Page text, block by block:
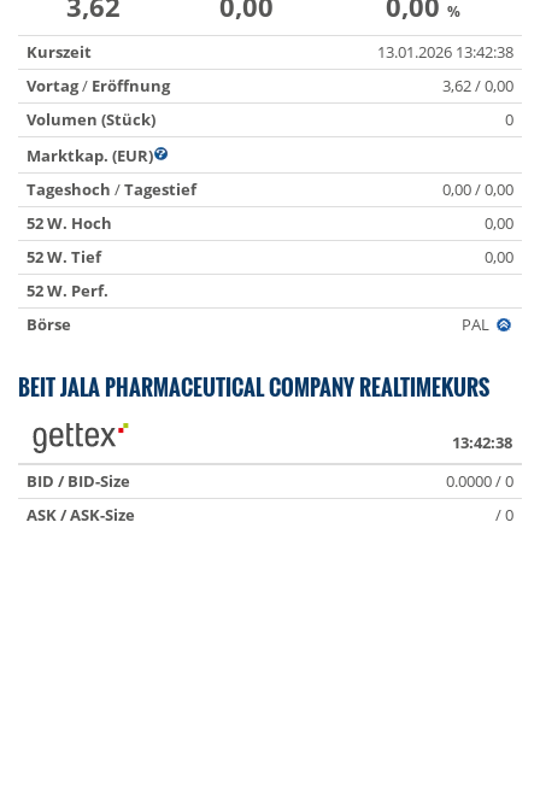
%
Kurszeit
13.01.2026 13:42:38
Vortag/ Eröffnung
3,62 / 0,00
Volumen (Stück)
0
Marktkap. (EUR)
Tageshoch /Tagestief
0,00 / 0,00
52 W. Hoch
0,00
52 W. Tief
0,00
52 W. Perf.
Börse
PAL
BEIT JALA PHARMACEUTICAL COMPANY REALTIMEKURS
13:42:38
BID / BID-Size
0.0000 / 0
ASK / ASK-Size
/ 0